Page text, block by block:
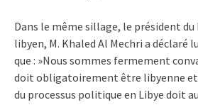
Dans le même sillage, le président
libyen, M. Khaled Al Mechri a déclaré
que : »Nous sommes fermement
doit obligatoirement être libyenne et
du processus politique en Libye doit